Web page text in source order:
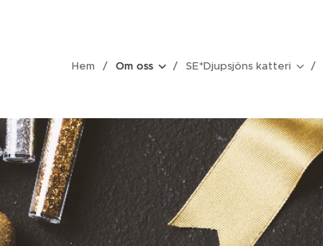
Hem Om oss SE*Djupsjöns katteri